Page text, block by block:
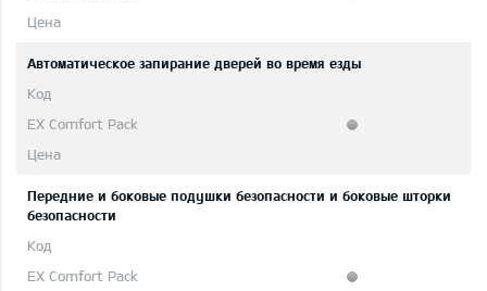
Автоматическое запирание дверей во время езды
Передние и боковые подушки безопасности и боковые шторки
безопасности